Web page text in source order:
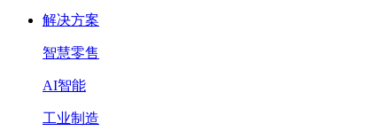
解决方案
智慧零售
AI智能
工业制造